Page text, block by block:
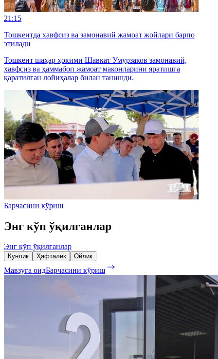
21:15
Тошкентда хавфсиз ва замонавий жамоат жойлари барпо
этилади
Тошкент шаҳар ҳокими Шавкат Умурзаков замонавий,
хавфсиз ва ҳаммабоп жамоат маконларини яратишга
қаратилган лойиҳалар билан танишди.
Барчасини кўриш
Энг кўп ўқилганлар
Энг кўп ўқилганлар
Кунлик Ҳафталик Ойлик
Мавзуга оидБарчасини кўриш